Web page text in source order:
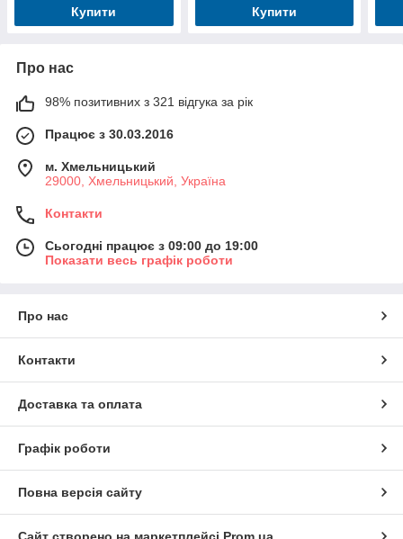
Купити Купити
Про нас
98% позитивних з 321 відгука за рік
Працює з 30.03.2016
м. Хмельницький
29000, Хмельницький, Україна
Контакти
Сьогодні працює з 09:00 до 19:00
Показати весь графік роботи
Про нас
Контакти
Доставка та оплата
Графік роботи
Повна версія сайту